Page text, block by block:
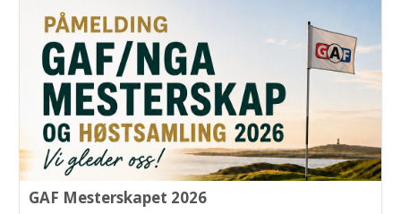
GAF Mesterskapet 2026